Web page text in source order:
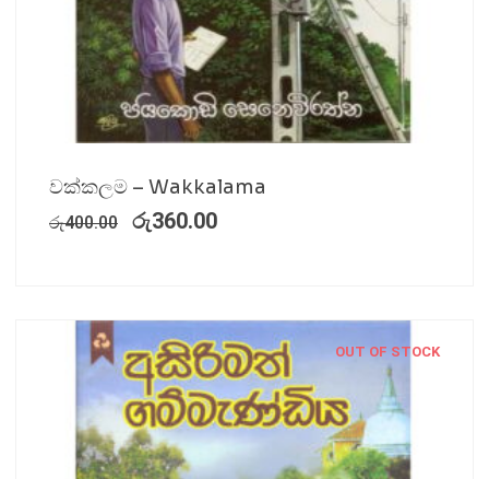
වක්කලම – Wakkalama
රු400.00 රු360.00
OUT OF STOCK